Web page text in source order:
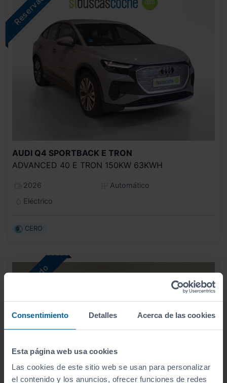
Consentimiento Detalles Acerca de las cookies
Esta página web usa cookies
Las cookies de este sitio web se usan para personalizar
el contenido y los anuncios, ofrecer funciones de redes
AUDI Q4 SPORTBACK E TRON
ADVANCED 40 E TRON 150KW 63KWH
2026
Automático
Eléctrico
CERO